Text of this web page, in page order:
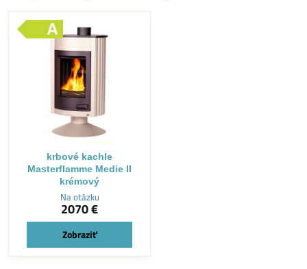
krbové kachle
Masterflamme Medie II
krémový
Na otázku
2070 €
Zobraziť